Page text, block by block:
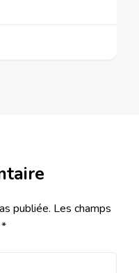
publiée. Les champs
*